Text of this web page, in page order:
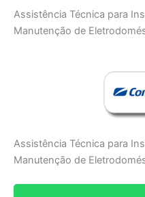
Assistência Técnica para
Manutenção de
Assistência Técnica para
Manutenção de